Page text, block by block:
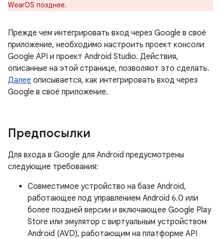
WearOS позднее.
Прежде чем интегрировать вход через Google в своё
приложение, необходимо настроить проект консоли
Google API и проект Android Studio. Действия,
описанные на этой странице, позволяют это сделать.
Далее описывается, как интегрировать вход через
Google в своё приложение.
Предпосылки
Для входа в Google для Android предусмотрены
следующие требования:
Совместимое устройство на базе Android,
работающее под управлением Android 6.0 или
более поздней версии и включающее Google Play
Store или эмулятор с виртуальным устройством
Android (AVD), работающим на платформе API